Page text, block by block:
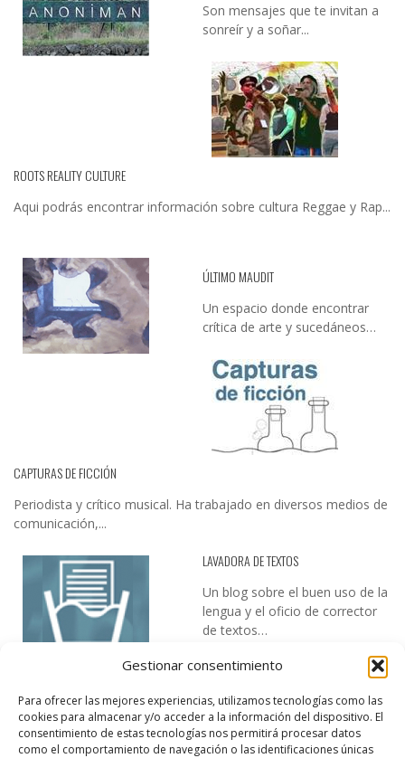
Gestionar consentimiento
Para ofrecer las mejores experiencias, utilizamos tecnologías como las
cookies para almacenar y/o acceder a la información del dispositivo. El
consentimiento de estas tecnologías nos permitirá procesar datos
como el comportamiento de navegación o las identificaciones únicas
Son mensajes que te invitan a
sonreír y a soñar...
ROOTS REALITY CULTURE
Aqui podrás encontrar información sobre cultura Reggae y Rap...
ÚLTIMO MAUDIT
Un espacio donde encontrar
crítica de arte y sucedáneos…
CAPTURAS DE FICCIÓN
Periodista y crítico musical. Ha trabajado en diversos medios de
comunicación,...
LAVADORA DE TEXTOS
Un blog sobre el buen uso de la
lengua y el oficio de corrector
de textos…